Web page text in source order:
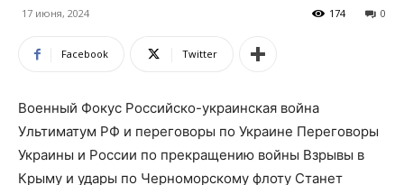
17 июня, 2024 0
174
Facebook Twitter
Военный Фокус Российско-украинская война
Ультиматум РФ и переговоры по Украине Переговоры
Украины и России по прекращению войны Взрывы в
Крыму и удары по Черноморскому флоту Станет